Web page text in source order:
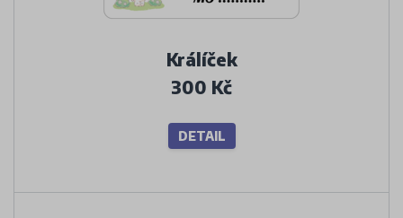
Králíček
300 Kč
DETAIL